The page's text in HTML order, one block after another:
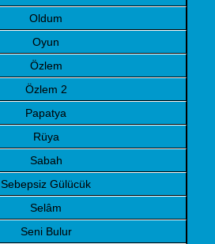
Oldum
Oyun
Özlem
Özlem 2
Papatya
Rüya
Sabah
Sebepsiz Gülücük
Selâm
Seni Bulur